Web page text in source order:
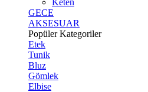
Keten
GECE
AKSESUAR
Popüler Kategoriler
Etek
Tunik
Bluz
Gömlek
Elbise